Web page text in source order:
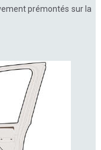
prémontés sur la